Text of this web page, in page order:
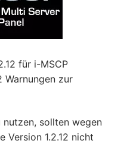
für i-MSCP
zur
sollten wegen
Version 1.2.12 nicht